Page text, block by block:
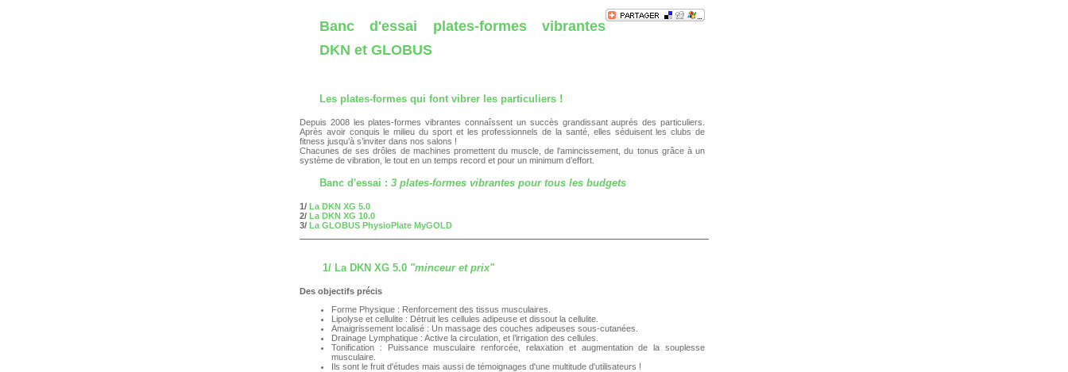
Banc d'essai plates-formes vibrantes
DKN et GLOBUS
Les plates-formes qui font vibrer les particuliers !
Depuis 2008 les plates-formes vibrantes connaîssent un succès grandissant auprés des particuliers.
Après avoir conquis le milieu du sport et les professionnels de la santé, elles séduisent les clubs de
fitness jusqu’à s’inviter dans nos salons !
Chacunes de ses drôles de machines promettent du muscle, de l'amincissement, du tonus grâce à un
système de vibration, le tout en un temps record et pour un minimum d’effort.
Banc d'essai : 3 plates-formes vibrantes pour tous les budgets
1/ La DKN XG 5.0
2/ La DKN XG 10.0
3/ La GLOBUS PhysioPlate MyGOLD
1/ La DKN XG 5.0 "minceur et prix"
Des objectifs précis
Forme Physique : Renforcement des tissus musculaires.
Lipolyse et cellulite : Détruit les cellules adipeuse et dissout la cellulite.
Amaigrissement localisé : Un massage des couches adipeuses sous-cutanées.
Drainage Lymphatique : Active la circulation, et l’irrigation des cellules.
Tonification : Puissance musculaire renforcée, relaxation et augmentation de la souplesse
musculaire.
Ils sont le fruit d'études mais aussi de témoignages d'une multitude d'utilisateurs !